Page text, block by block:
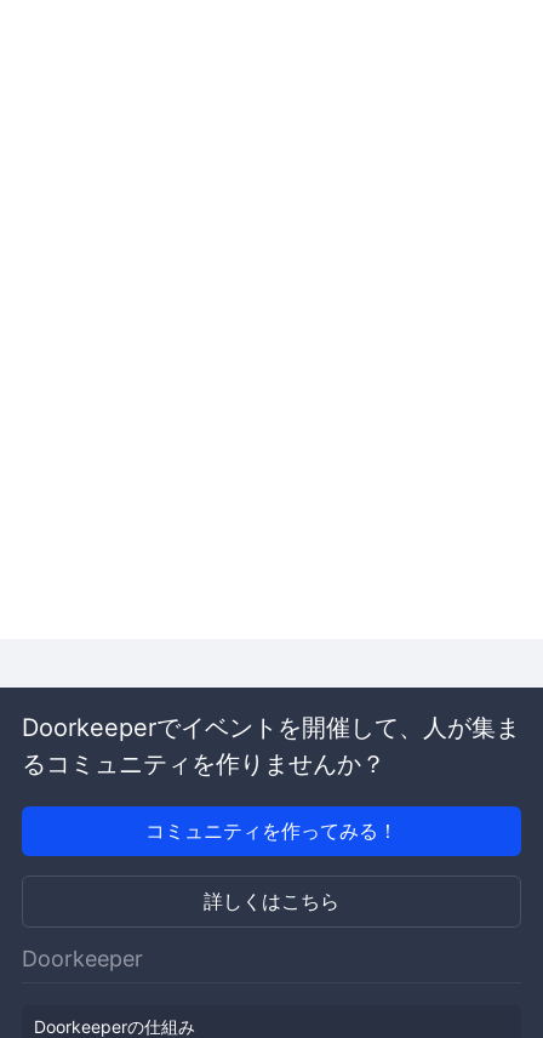
Doorkeeperでイベントを開催して、人が集ま
るコミュニティを作りませんか？
コミュニティを作ってみる！
詳しくはこちら
Doorkeeper
Doorkeeperの仕組み